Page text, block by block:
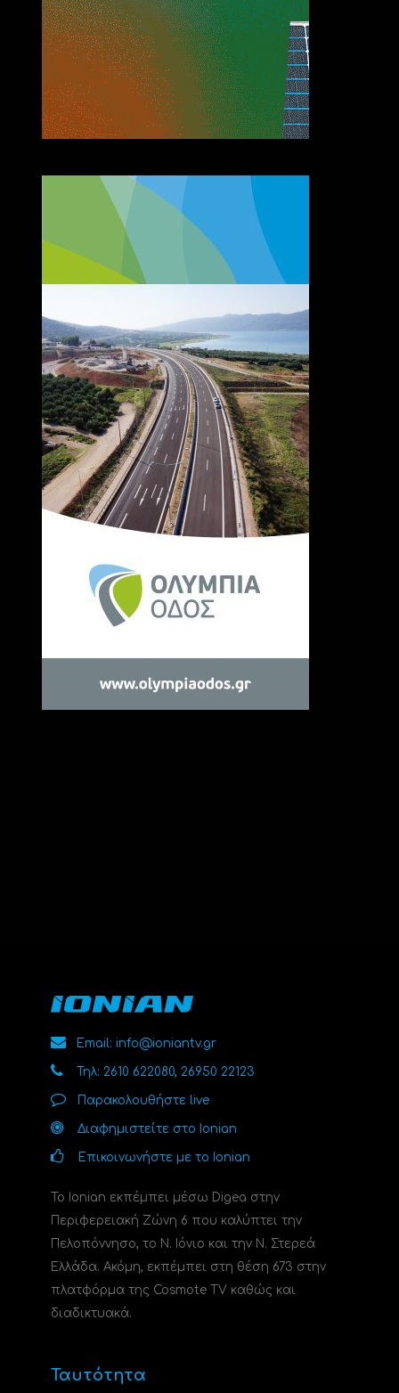
Email: info@ioniantv.gr
Τηλ: 2610 622080, 26950 22123
Παρακολουθήστε live
Διαφημιστείτε στο Ionian
Επικοινωνήστε με το Ionian
Το Ionian εκπέμπει μέσω Digea στην
Περιφερειακή Ζώνη 6 που καλύπτει την
Πελοπόννησο, το N. Ιόνιο και την Ν. Στερεά
Ελλάδα. Ακόμη, εκπέμπει στη θέση 673 στην
πλατφόρμα της Cosmote TV καθώς και
διαδικτυακά.
Ταυτότητα